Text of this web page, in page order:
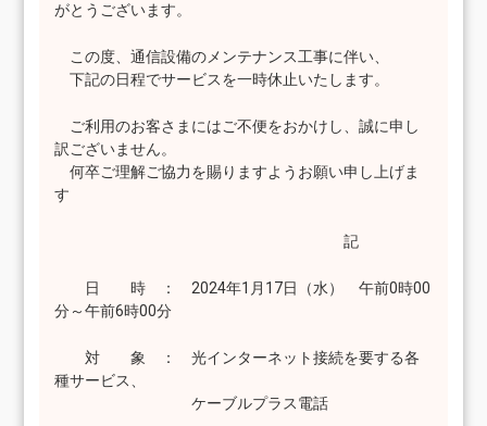
がとうございます。
この度、通信設備のメンテナンス工事に伴い、
下記の日程でサービスを一時休止いたします。
ご利用のお客さまにはご不便をおかけし、誠に申し
訳ございません。
何卒ご理解ご協力を賜りますようお願い申し上げま
す
記
日 時 ： 2024年1月17日（水） 午前0時00
分～午前6時00分
対 象 ： 光インターネット接続を要する各
種サービス、
ケーブルプラス電話